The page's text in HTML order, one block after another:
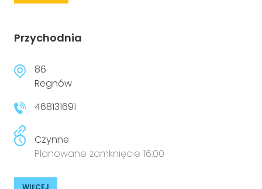
Przychodnia
86
Regnów
468131691
Czynne
Planowane zamknięcie 16:00
WIĘCEJ